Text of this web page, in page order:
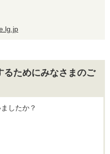
るためにみなさまのご
したか？